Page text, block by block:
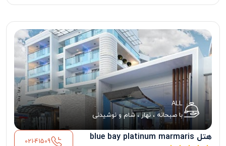
ALL
با صبحانه ، نهار ، شام و نوشیدنی
هتل blue bay platinum marmaris 021-41509